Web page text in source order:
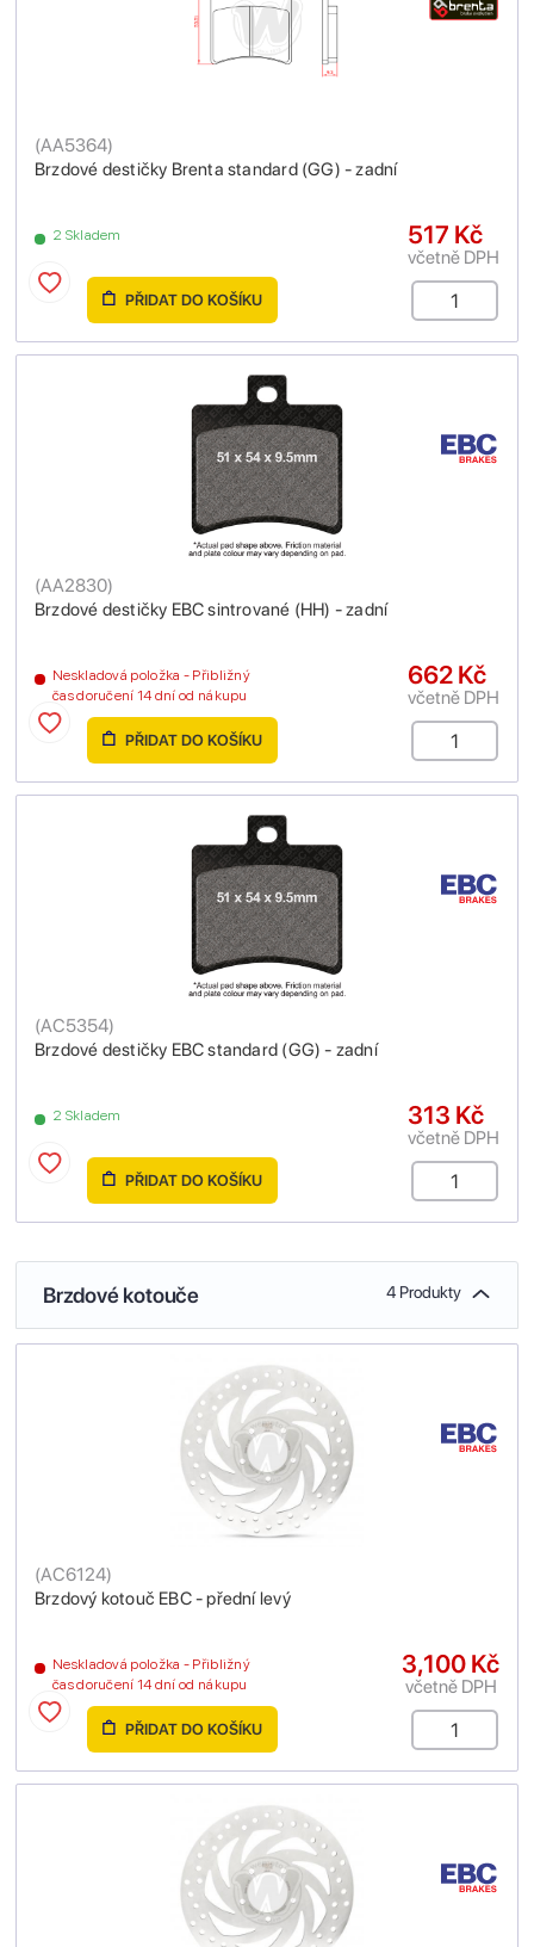
Brzdové destičky Brenta standard (GG) - zadní
(AA5364)
2 Skladem 517 Kč
včetně DPH
PŘIDAT DO KOŠÍKU
Brzdové destičky EBC sintrované (HH) - zadní
(AA2830)
Neskladová položka - Přibližný
čas doručení 14 dní od nákupu
662 Kč
včetně DPH
PŘIDAT DO KOŠÍKU
Brzdové destičky EBC standard (GG) - zadní
(AC5354)
2 Skladem 313 Kč
včetně DPH
PŘIDAT DO KOŠÍKU
Brzdové kotouče 4 Produkty
Brzdový kotouč EBC - přední levý
(AC6124)
Neskladová položka - Přibližný
čas doručení 14 dní od nákupu
3,100 Kč
včetně DPH
PŘIDAT DO KOŠÍKU